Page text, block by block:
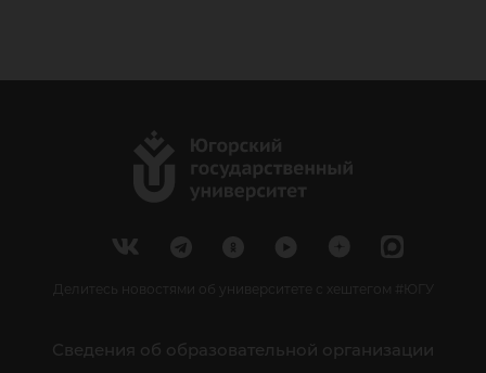
Делитесь новостями об университете с хештегом #ЮГУ
Сведения об образовательной организации